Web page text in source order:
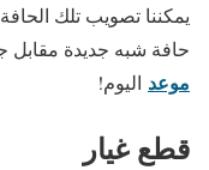
يمكننا تصويب تلك
حافة شبه جديدة مقابل
موعد اليوم!
قطع غيار